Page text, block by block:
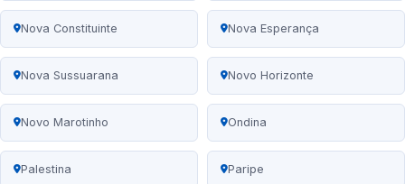
Nova Constituinte Nova Esperança
Nova Sussuarana Novo Horizonte
Novo Marotinho Ondina
Palestina Paripe